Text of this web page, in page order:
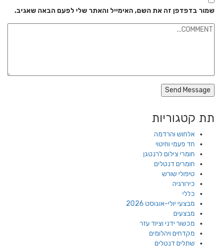
שמור בדפדפן זה את השם, האימייל והאתר שלי לפעם הבאה שאגיב.
תת קטגוריות
אלחוש והרדמה
חד פעמי וחיטוי
חומרי צילום לרנטגן
חומרים דנטלים
טיפולי שורש
כירורגיה
כללי
מבצעי יולי-אוגוסט 2026
מבצעים
מכשור ידני וציוד עזר
מקדחים ויהלומים
שתלים דנטלים